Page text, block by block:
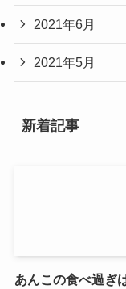
2021年6月
2021年5月
新着記事
あんこの食べ過ぎ